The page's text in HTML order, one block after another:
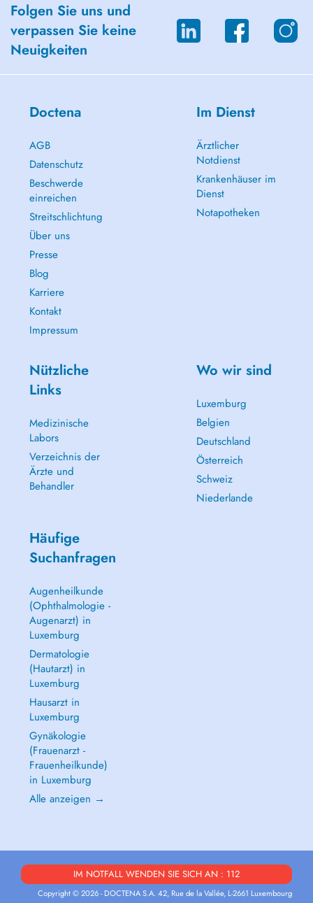
Folgen Sie uns und
verpassen Sie keine
Neuigkeiten
Doctena
AGB
Datenschutz
Beschwerde
einreichen
Streitschlichtung
Über uns
Presse
Blog
Karriere
Kontakt
Impressum
Im Dienst
Ärztlicher
Notdienst
Krankenhäuser im
Dienst
Notapotheken
Nützliche
Links
Medizinische
Labors
Verzeichnis der
Ärzte und
Behandler
Wo wir sind
Luxemburg
Belgien
Deutschland
Österreich
Schweiz
Niederlande
Häufige
Suchanfragen
Augenheilkunde
(Ophthalmologie -
Augenarzt) in
Luxemburg
Dermatologie
(Hautarzt) in
Luxemburg
Hausarzt in
Luxemburg
Gynäkologie
(Frauenarzt -
Frauenheilkunde)
in Luxemburg
Alle anzeigen →
IM NOTFALL WENDEN SIE SICH AN : 112
Copyright © 2026 - DOCTENA S.A. 42, Rue de la Vallée, L-2661 Luxembourg